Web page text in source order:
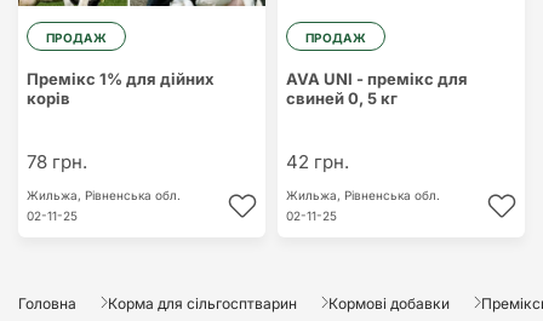
ПРОДАЖ
Премікс 1% для дійних
корів
78 грн.
Жильжа, Рівненська обл.
02-11-25
ПРОДАЖ
AVA UNI - премікс для
свиней 0, 5 кг
42 грн.
Жильжа, Рівненська обл.
02-11-25
Головна Корма для сільгосптварин Кормові добавки